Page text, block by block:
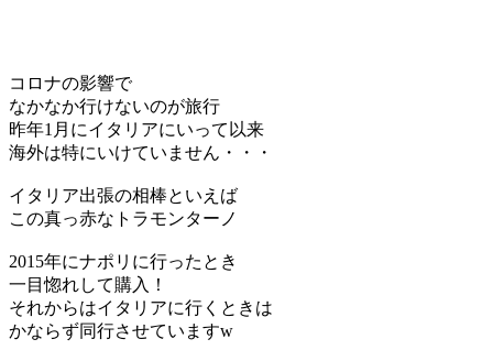
コロナの影響で
なかなか行けないのが旅行
昨年1月にイタリアにいって以来
海外は特にいけていません・・・
イタリア出張の相棒といえば
この真っ赤なトラモンターノ
2015年にナポリに行ったとき
一目惚れして購入！
それからはイタリアに行くときは
かならず同行させていますw